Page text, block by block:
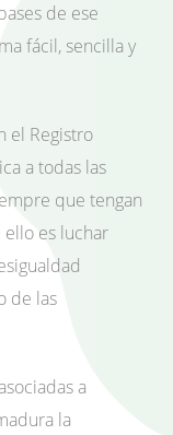
de ese
fácil, sencilla y
el Registro
a todas las
que tengan
es luchar
de las
a
la